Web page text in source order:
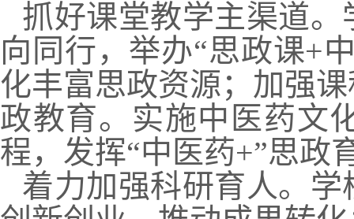
抓好课堂教学主渠道
向同行，举办“思政课+
化丰富思政资源；加强
政教育。实施中医药文
程，发挥“中医药+”思政
着力加强科研育人。